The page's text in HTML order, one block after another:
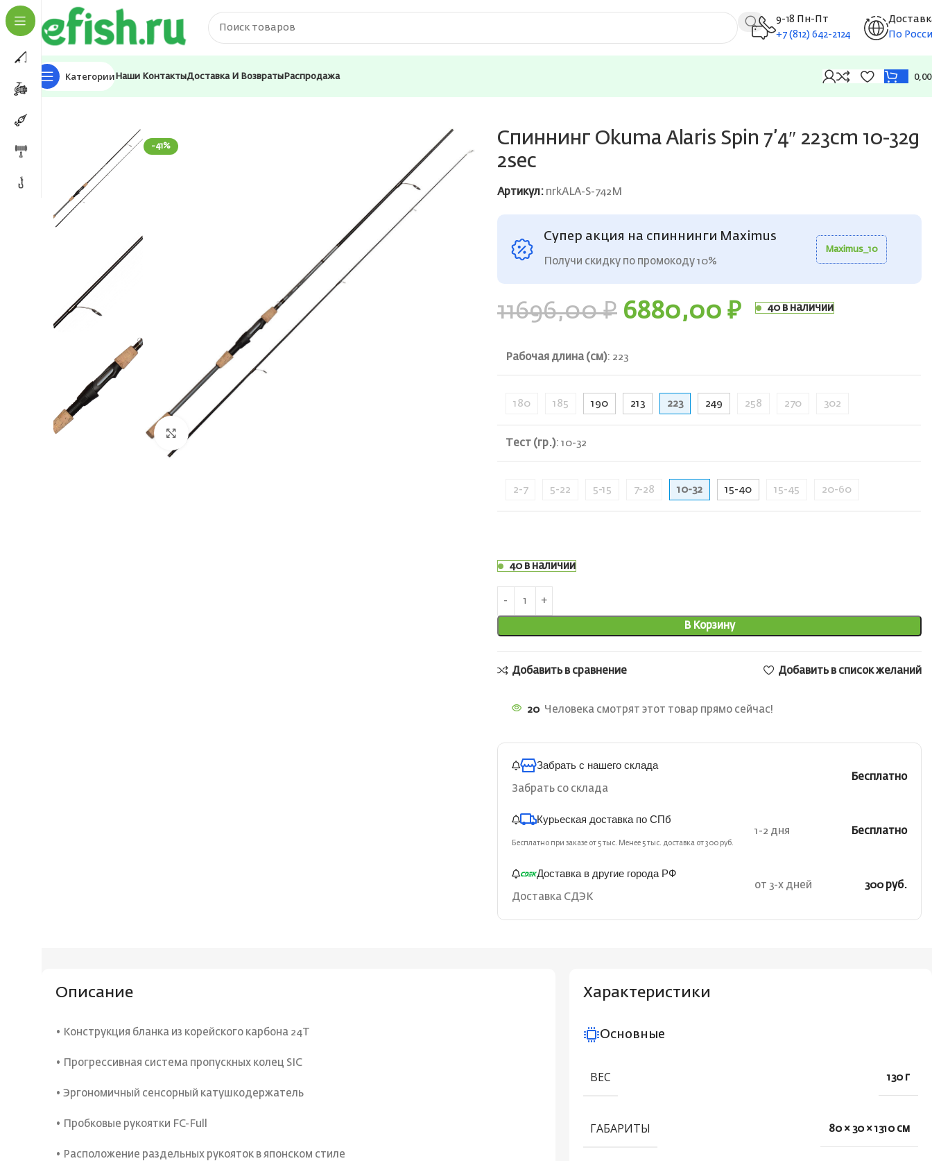
9-18 Пн-Пт
+7 (812) 642-2124
По
Категории Наши КонтактыДоставка И Возвраты Распродажа
Главная Удилища
-41%
Нажмите, чтобы увеличить
Спиннинг Okuma Alaris Spin 7’4″ 223cm 10-32g
2sec
Артикул: nrkALA-S-742M
Супер акция на спиннинги Maximus
Получи скидку по промокоду 10%
Maximus_10
11696,00₽ 6880,00 ₽ 40 в наличии
Рабочая длина (см): 223
180 185 190 213 223 249 258 270 302
Тест (гр.): 10-32
2-7 5-22 5-15 7-28 10-32 15-40 15-45 20-60
40 в наличии
В Корзину
Добавить в сравнение Добавить в список желаний
20 Человека смотрят этот товар прямо сейчас!
Забрать с нашего склада
Забрать со склада
Бесплатно
Курьеская доставка по СПб
Бесплатно при заказе от 5 тыс. Менее 5 тыс. доставка от 300 руб.
1-2 дня Бесплатно
Доставка в другие города РФ
Доставка СДЭК
от 3-х дней 300 руб.
Описание
• Конструкция бланка из корейского карбона 24T
• Прогрессивная система пропускных колец SIC
• Эргономичный сенсорный катушкодержатель
• Пробковые рукоятки FC-Full
• Расположение раздельных рукояток в японском стиле
Характеристики
Основные
ВЕС 130 г
ГАБАРИТЫ 80 × 30 × 1310 см